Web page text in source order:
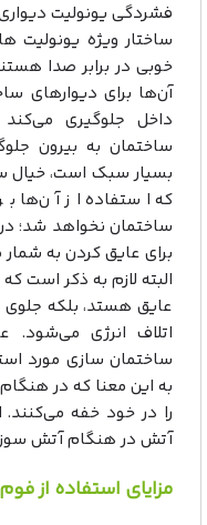
فشردگی یونولیت
ساختار ویژه یونولیت
خوبی در برابر صدا
آن‌ها برای دیوارهای
داخل جلوگیری
ساختمان به بیرون
بسیار سبک است، خیال
که استفاده از آن‌ها
ساختمان نخواهد شد؛
برای عایق کردن به شمار
البته لازم به ذکر است
عایق هستد، بلکه جلوی
اتلاف انرژی می‌شود.
ساختمان سازی مورد
به این معنا که در
را در خود خفه می‌کنند.
آتش در هنگام آتش سوزی
مزایای استفاده از